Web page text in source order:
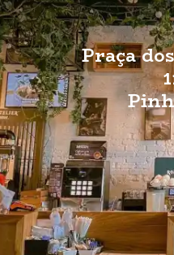
Praça